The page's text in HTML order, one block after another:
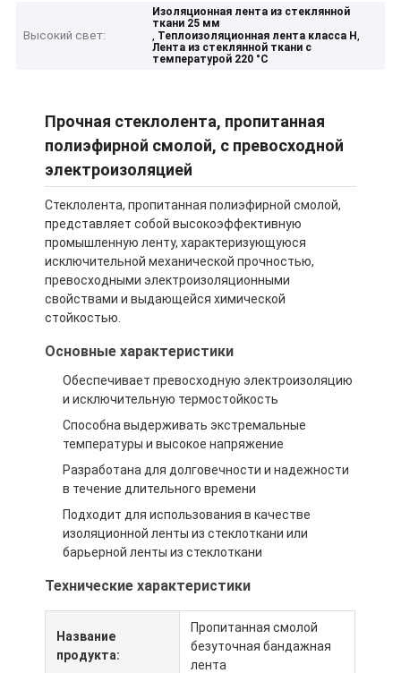
Высокий свет:
Изоляционная лента из стеклянной
ткани 25 мм
, Теплоизоляционная лента класса H,
Лента из стеклянной ткани с
температурой 220 °C
Прочная стеклолента, пропитанная
полиэфирной смолой, с превосходной
электроизоляцией
Стеклолента, пропитанная полиэфирной смолой,
представляет собой высокоэффективную
промышленную ленту, характеризующуюся
исключительной механической прочностью,
превосходными электроизоляционными
свойствами и выдающейся химической
стойкостью.
Основные характеристики
Обеспечивает превосходную электроизоляцию
и исключительную термостойкость
Способна выдерживать экстремальные
температуры и высокое напряжение
Разработана для долговечности и надежности
в течение длительного времени
Подходит для использования в качестве
изоляционной ленты из стеклоткани или
барьерной ленты из стеклоткани
Технические характеристики
Название
продукта:
Пропитанная смолой
безуточная бандажная
лента